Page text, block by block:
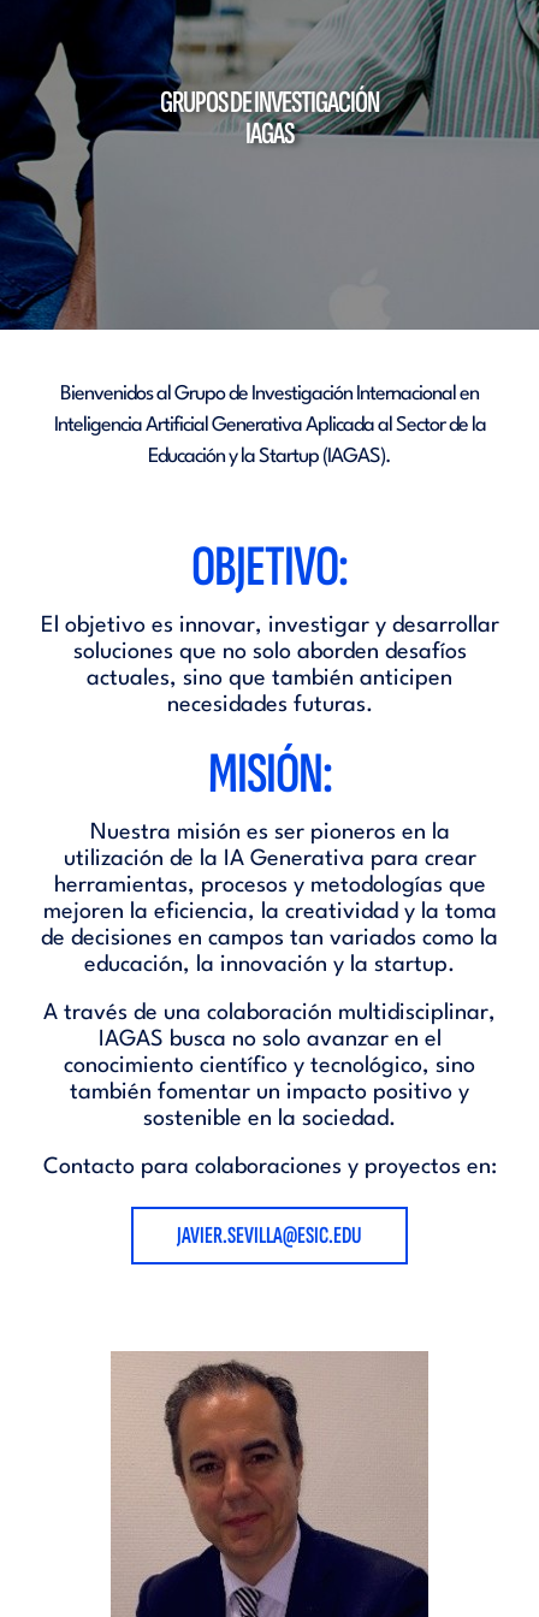
GRUPOS DE INVESTIGACIÓN
IAGAS
Bienvenidos al Grupo de Investigación Internacional en
Inteligencia Artificial Generativa Aplicada al Sector de la
Educación y la Startup (IAGAS).
OBJETIVO:
El objetivo es innovar, investigar y desarrollar
soluciones que no solo aborden desafíos
actuales, sino que también anticipen
necesidades futuras.
MISIÓN:
Nuestra misión es ser pioneros en la
utilización de la IA Generativa para crear
herramientas, procesos y metodologías que
mejoren la eficiencia, la creatividad y la toma
de decisiones en campos tan variados como la
educación, la innovación y la startup.
A través de una colaboración multidisciplinar,
IAGAS busca no solo avanzar en el
conocimiento científico y tecnológico, sino
también fomentar un impacto positivo y
sostenible en la sociedad.
Contacto para colaboraciones y proyectos en:
JAVIER.SEVILLA@ESIC.EDU